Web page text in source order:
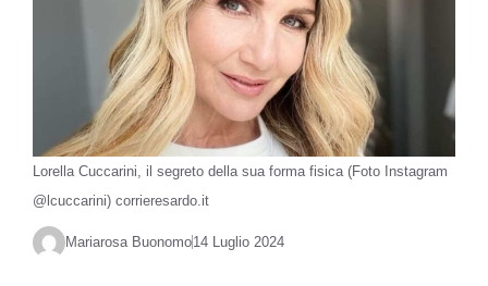
Lorella Cuccarini, il segreto della sua forma fisica (Foto Instagram
@lcuccarini) corrieresardo.it
Mariarosa Buonomo14 Luglio 2024